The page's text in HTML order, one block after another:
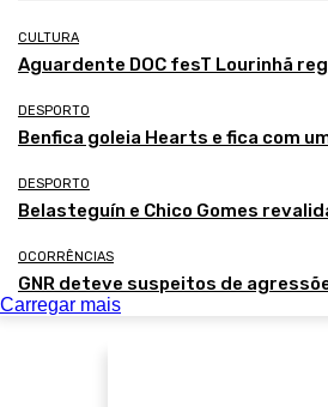
CULTURA
Aguardente DOC fesT Lourinhã
DESPORTO
Benfica goleia Hearts e fica com
DESPORTO
Belasteguín e Chico Gomes
OCORRÊNCIAS
GNR deteve suspeitos de
Carregar mais